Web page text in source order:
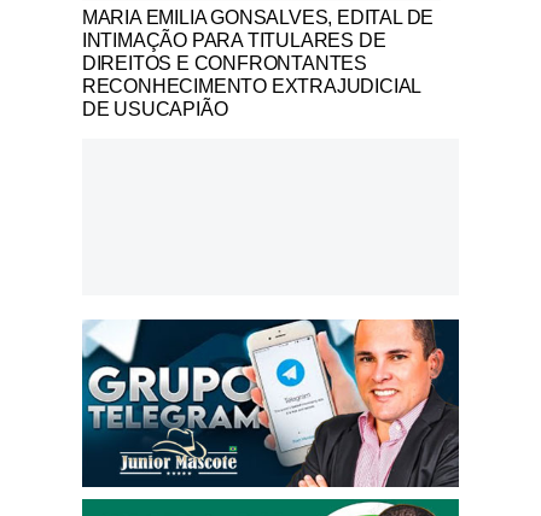
Notícias Católicas
MARIA EMILIA GONSALVES, EDITAL DE
INTIMAÇÃO PARA TITULARES DE
DIREITOS E CONFRONTANTES
RECONHECIMENTO EXTRAJUDICIAL
DE USUCAPIÃO